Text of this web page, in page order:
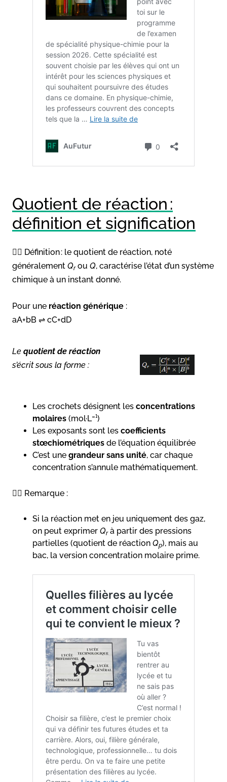
Quotient de réaction :
définition et signification
👉🏻 Définition : le quotient de réaction, noté
généralement Qrou Q, caractérise l’état d’un système
chimique à un instant donné.
Pour une réaction générique :
aA+bB ⇌ cC+dD
Le quotient de réaction
s’écrit sous la forme :
Les crochets désignent les concentrations
molaires (mol·L⁻¹)
Les exposants sont les coefficients
stœchiométriques de l’équation équilibrée
C’est une grandeur sans unité, car chaque
concentration s’annule mathématiquement.
👉🏻 Remarque :
Si la réaction met en jeu uniquement des gaz,
on peut exprimer Qrà partir des pressions
partielles (quotient de réaction Qp), mais au
bac, la version concentration molaire prime.